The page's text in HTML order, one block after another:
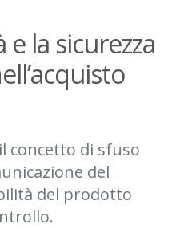
e la sicurezza
concetto di sfuso
del
del prodotto